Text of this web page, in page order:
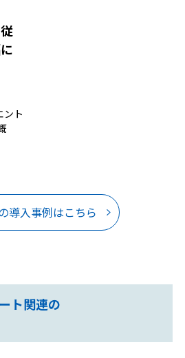
ント
導入事例はこちら
ト関連の